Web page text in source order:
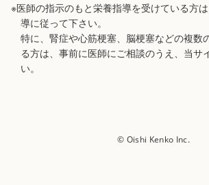
※医師の指示のもと栄養指導を受けている方
導に従って下さい。
特に、腎症や心筋梗塞、脳梗塞などの複数
る方は、事前に医師にご相談のうえ、当サ
い。
© Oishi Kenko Inc.